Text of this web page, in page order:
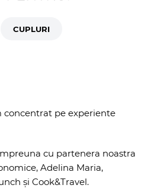
CUPLURI
concentrat pe experiente
cu partenera noastra
Adelina Maria,
și Cook&Travel.